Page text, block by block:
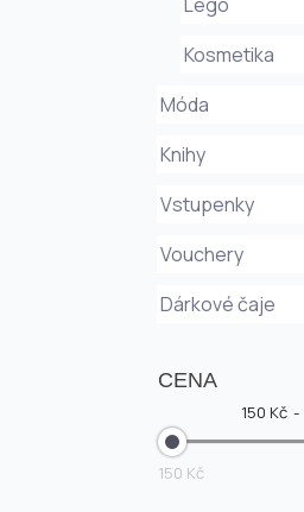
Kosmetika
Móda
Knihy
Vstupenky
Vouchery
Dárkové čaje
CENA
150 Kč
150 Kč